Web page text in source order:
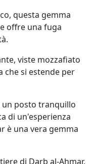
questa gemma
offre una fuga
viste mozzafiato
che si estende per
un posto tranquillo
di un'esperienza
è una vera gemma
di Darb al-Ahmar,